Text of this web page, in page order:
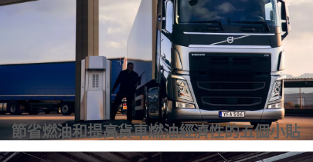
節省燃油和提高貨車燃油經濟性的五個小貼
士